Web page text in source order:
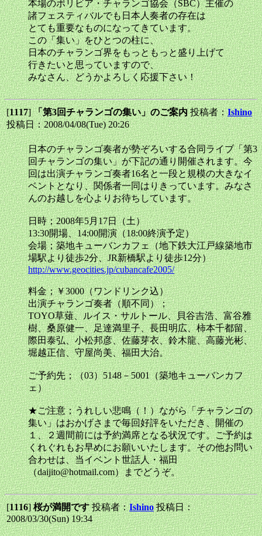
本場のボリビア・チャランゴ協会（SBC）主催の
諸フェスティバルでも日本人奏者の存在は
とても重要なものになってきています。
この「集い」をひとつの柱に、
日本のチャランゴ界をもっともっと盛り上げて
行きたいと思っていますので、
みなさん、どうかよろしく応援下さい！
[1117]「第3回チャランゴの集い」のご案内投稿者：Ishino
投稿日：2008/04/08(Tue) 20:26
日本のチャランゴ奏者が勢ぞろいする合同ライブ「第3
回チャランゴの集い」が下記の通り開催されます。今
回は出演チャランゴ奏者16名と一段と規模の大きなイ
ベントとなり、関係者一同はりきっています。みなさ
んのお越しを心よりお待ちしています。
日時；2008年5月17日（土）
13:30開場、14:00開演（18:00終演予定）
会場；築地キューバンカフェ（地下鉄大江戸線築地市
場駅より徒歩2分、JR新橋駅より徒歩12分）
http://www.geocities.jp/cubancafe2005/
料金；￥3000（ワンドリンク込）
出演チャランゴ奏者（順不同）；
TOYO草薙、ルイス・サルトール、貝谷吉浩、富谷雅
樹、桑原健一、足達満里子、長田明広、柿本千都留、
際田泰弘、小松邦彦、佐藤芽衣、鈴木龍、高藤光彬、
堀越正信、守屋尚美、福田大治。
ご予約先；（03）5148－5001（築地キューバンカフ
ェ）
★ご注意；うれしい悲鳴（！）ながら「チャランゴの
集い」はおかげさまで毎回好評をいただき、開催の
１、２週間前には予約満席となる状況です。ご予約は
くれぐれもお早めにお願いいたします。その他お問い
合わせは、当イベント世話人・福田
（daijito@hotmail.com）までどうぞ。
[1116]桜が満開です投稿者：Ishino 投稿日：
2008/03/30(Sun) 19:34